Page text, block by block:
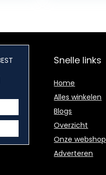
Snelle links
Home
Alles winkelen
Blogs
Overzicht
Onze
Adverteren